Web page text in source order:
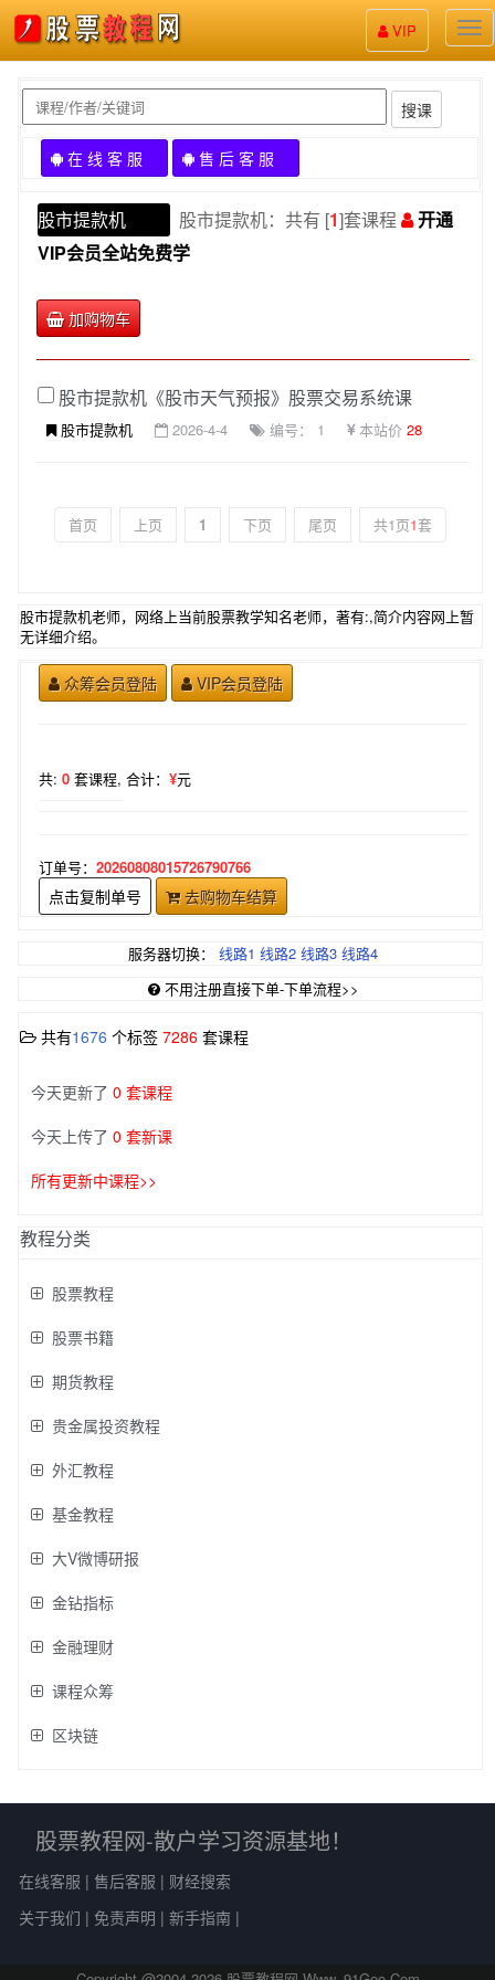
股
票
VIP
搜课
在 线 客 服 售 后 客 服
股市提款机 股市提款机：共有 [1]套课程
开通
VIP会员全站免费学
加购物车
股市提款机《股市天气预报》股票交易系统课
股市提款机 2026-4-4 编号： 1 本站价 28
首页 上页 1 下页 尾页 共1页1套
股市提款机老师，网络上当前股票教学知名老师，著有:,简介内容网上暂
无详细介绍。
众筹会员登陆 VIP会员登陆
共: 0 套课程, 合计： ¥元
订单号： 20260808015726790766
点击复制单号 去购物车结算
服务器切换： 线路1 线路2 线路3 线路4
不用注册直接下单-下单流程>>
共有1676 个标签 7286 套课程
今天更新了 0 套课程
今天上传了 0 套新课
所有更新中课程>>
教程分类
股票教程
股票书籍
期货教程
贵金属投资教程
外汇教程
基金教程
大V微博研报
金钻指标
金融理财
课程众筹
区块链
股票教程网-散户学习资源基地！
在线客服 | 售后客服 | 财经搜索
关于我们 | 免责声明 | 新手指南 |